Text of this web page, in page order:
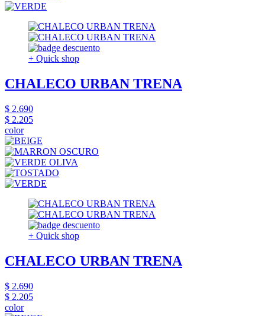
+ Quick shop
CHALECO URBAN TRENA
$ 2.690
$ 2.205
color
+ Quick shop
CHALECO URBAN TRENA
$ 2.690
$ 2.205
color